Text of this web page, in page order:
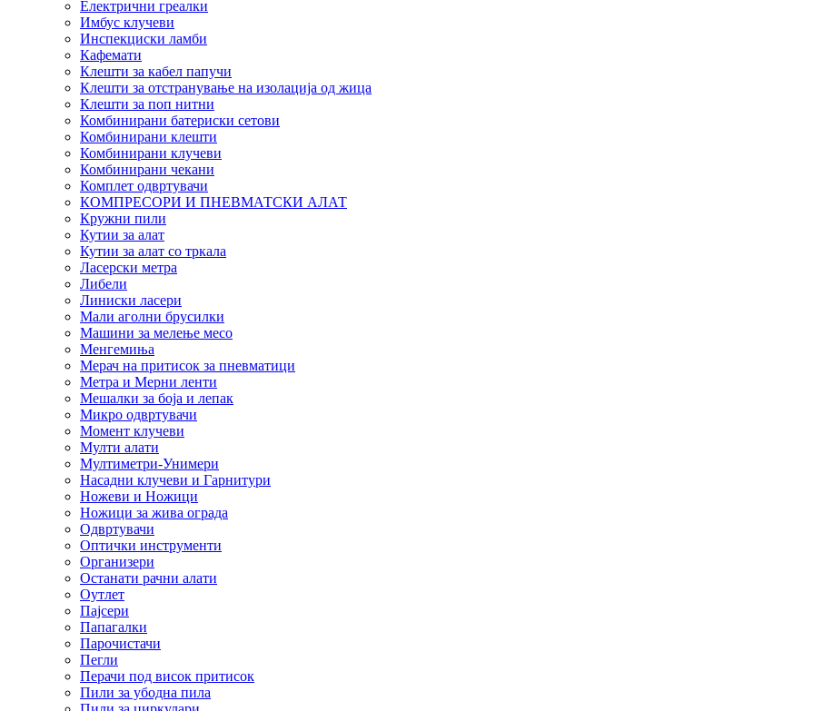
Електрични греалки
Имбус клучеви
Инспекциски ламби
Кафемати
Клешти за кабел папучи
Клешти за отстранување на изолација од жица
Клешти за поп нитни
Комбинирани батериски сетови
Комбинирани клешти
Комбинирани клучеви
Комбинирани чекани
Комплет одвртувачи
КОМПРЕСОРИ И ПНЕВМАТСКИ АЛАТ
Кружни пили
Кутии за алат
Кутии за алат со тркала
Ласерски метра
Либели
Линиски ласери
Мали аголни брусилки
Машини за мелење месо
Менгемиња
Мерач на притисок за пневматици
Метра и Мерни ленти
Мешалки за боја и лепак
Микро одвртувачи
Момент клучеви
Мулти алати
Мултиметри-Унимери
Насадни клучеви и Гарнитури
Ножеви и Ножици
Ножици за жива ограда
Одвртувачи
Оптички инструменти
Организери
Останати рачни алати
Оутлет
Пајсери
Папагалки
Парочистачи
Пегли
Перачи под висок притисок
Пили за убодна пила